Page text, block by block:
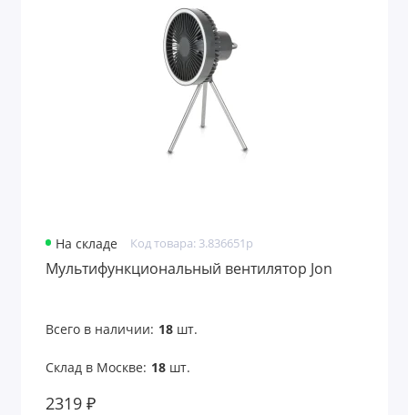
На складе Код товара: 3.836651p
Мультифункциональный вентилятор Jon
Всего в наличии: 18шт.
Склад в Москве: 18шт.
2319 ₽